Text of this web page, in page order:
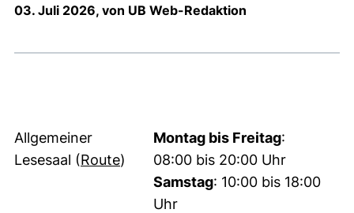
03. Juli 2026, von UB Web-Redaktion
Allgemeiner
Lesesaal (Route(externer Link, öffnet neues
)
Montag bis Freitag:
08:00 bis 20:00 Uhr
Samstag: 10:00 bis 18:00
Uhr